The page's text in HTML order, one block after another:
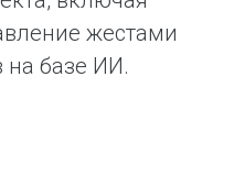
жестами
на базе ИИ.